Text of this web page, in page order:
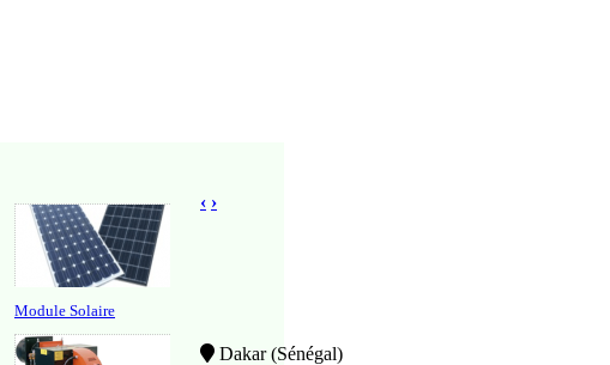
Module Solaire
‹ ›
Dakar (Sénégal)